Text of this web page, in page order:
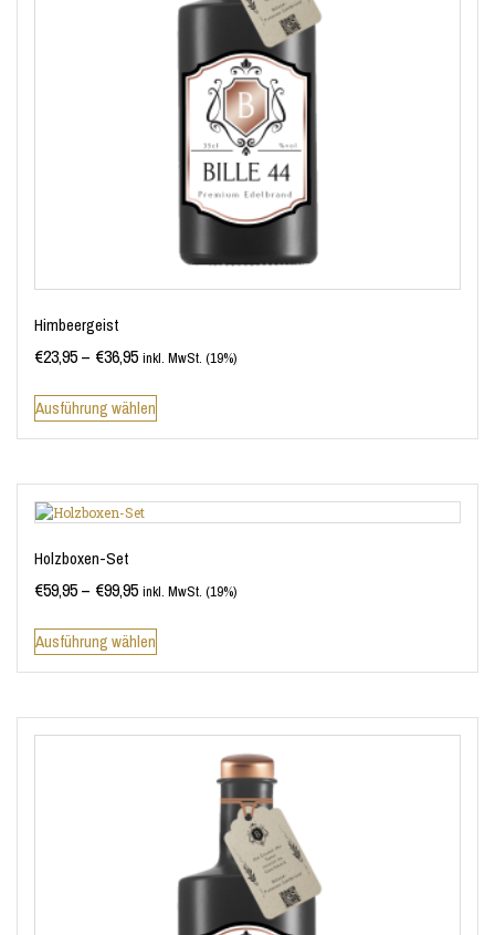
Himbeergeist
€23,95– €36,95 inkl. MwSt. (19%)
Ausführung wählen
Holzboxen-Set
€59,95– €99,95 inkl. MwSt. (19%)
Ausführung wählen